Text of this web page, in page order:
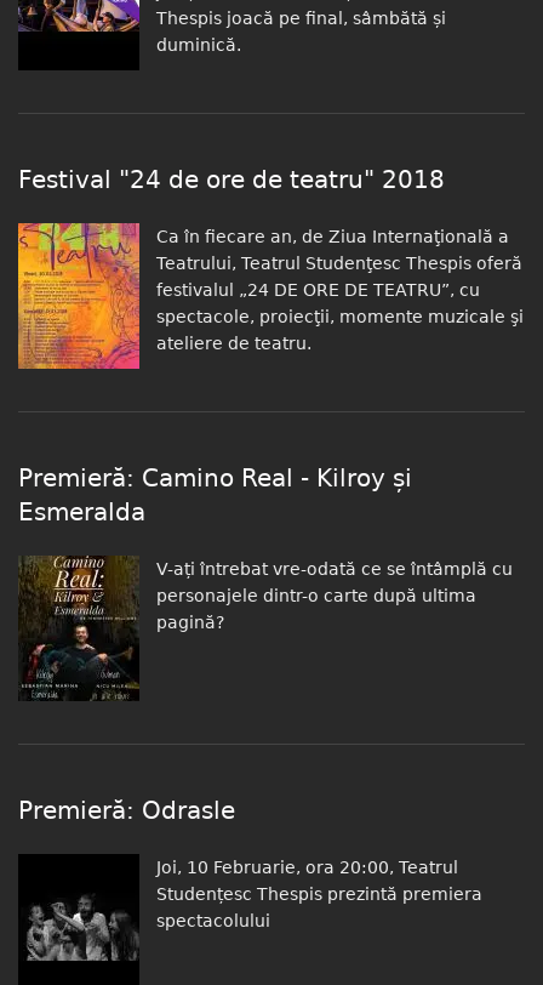
Thespis joacă pe final, sâmbătă și
duminică.
Festival "24 de ore de teatru" 2018
Ca în fiecare an, de Ziua Internaţională a
Teatrului, Teatrul Studenţesc Thespis oferă
festivalul „24 DE ORE DE TEATRU”, cu
spectacole, proiecţii, momente muzicale şi
ateliere de teatru.
Premieră: Camino Real - Kilroy și
Esmeralda
V-ați întrebat vre-odată ce se întâmplă cu
personajele dintr-o carte după ultima
pagină?
Premieră: Odrasle
Joi, 10 Februarie, ora 20:00, Teatrul
Studențesc Thespis prezintă premiera
spectacolului